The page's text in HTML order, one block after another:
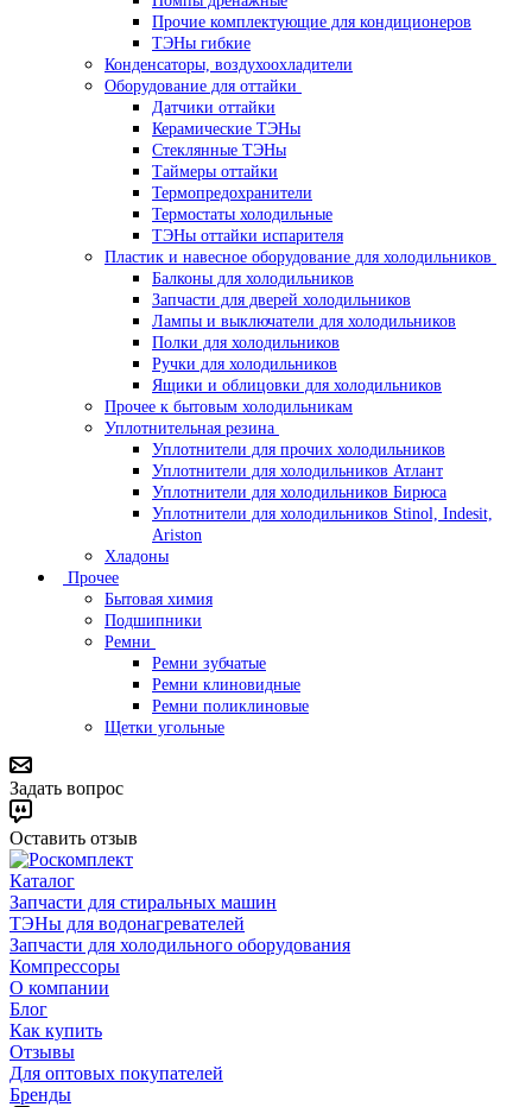
Прочие комплектующие для кондиционеров
ТЭНы гибкие
Конденсаторы, воздухоохладители
Оборудование для оттайки
Датчики оттайки
Керамические ТЭНы
Стеклянные ТЭНы
Таймеры оттайки
Термопредохранители
Термостаты холодильные
ТЭНы оттайки испарителя
Пластик и навесное оборудование для холодильников
Балконы для холодильников
Запчасти для дверей холодильников
Лампы и выключатели для холодильников
Полки для холодильников
Ручки для холодильников
Ящики и облицовки для холодильников
Прочее к бытовым холодильникам
Уплотнительная резина
Уплотнители для прочих холодильников
Уплотнители для холодильников Атлант
Уплотнители для холодильников Бирюса
Уплотнители для холодильников Stinol, Indesit,
Ariston
Хладоны
Прочее
Бытовая химия
Подшипники
Ремни
Ремни зубчатые
Ремни клиновидные
Ремни поликлиновые
Щетки угольные
Задать вопрос
Оставить отзыв
Каталог
Запчасти для стиральных машин
ТЭНы для водонагревателей
Запчасти для холодильного оборудования
Компрессоры
О компании
Блог
Как купить
Отзывы
Для оптовых покупателей
Бренды